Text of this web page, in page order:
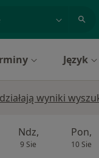
Język
wyniki
Ndz,
9 Sie
Pon,
10 Sie